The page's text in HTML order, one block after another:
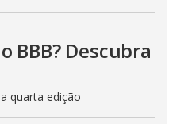
BBB? Descubra
quarta edição